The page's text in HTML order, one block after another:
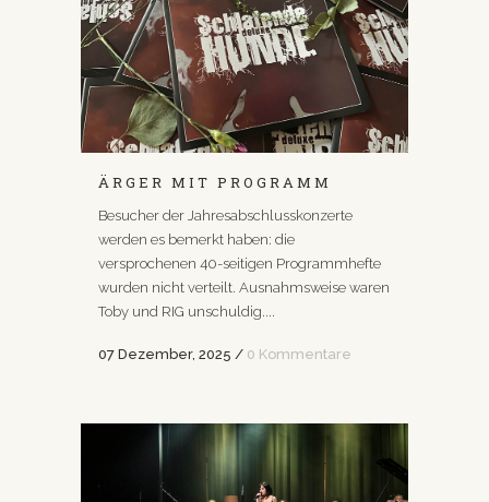
ÄRGER MIT PROGRAMM
Besucher der Jahresabschlusskonzerte
werden es bemerkt haben: die
versprochenen 40-seitigen Programmhefte
wurden nicht verteilt. Ausnahmsweise waren
Toby und RIG unschuldig....
07 Dezember, 2025 / 0 Kommentare